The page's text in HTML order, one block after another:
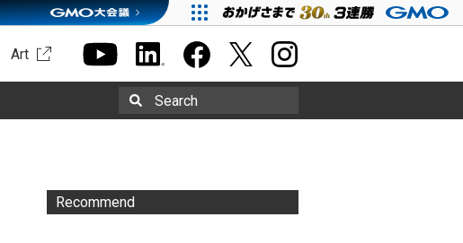
Art
Search
Recommend